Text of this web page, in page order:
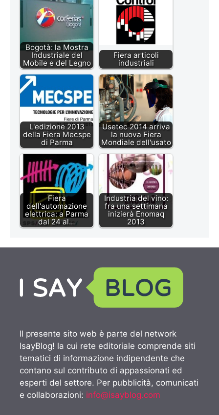
Bogotà: la Mostra
Industriale del
Mobile e del Legno
Fiera articoli
industriali
L'edizione 2013
della Fiera Mecspe
di Parma
Usetec 2014 arriva
la nuova Fiera
Mondiale dell'usato
Fiera
dell'automazione
elettrica: a Parma
dal 24 al…
Industria del vino:
fra una settimana
inizierà Enomaq
2013
Il presente sito web è parte del network
IsayBlog! la cui rete editoriale comprende siti
tematici di informazione indipendente che
contano sul contributo di appassionati ed
esperti del settore. Per pubblicità, comunicati
e collaborazioni: info@isayblog.com